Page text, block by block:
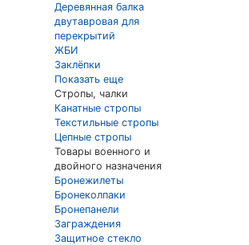
Деревянная балка
двутавровая для
перекрытий
ЖБИ
Заклёпки
Показать еще
Стропы, чалки
Канатные стропы
Текстильные стропы
Цепные стропы
Товары военного и
двойного назначения
Бронежилеты
Бронеколпаки
Бронепанели
Заграждения
Защитное стекло